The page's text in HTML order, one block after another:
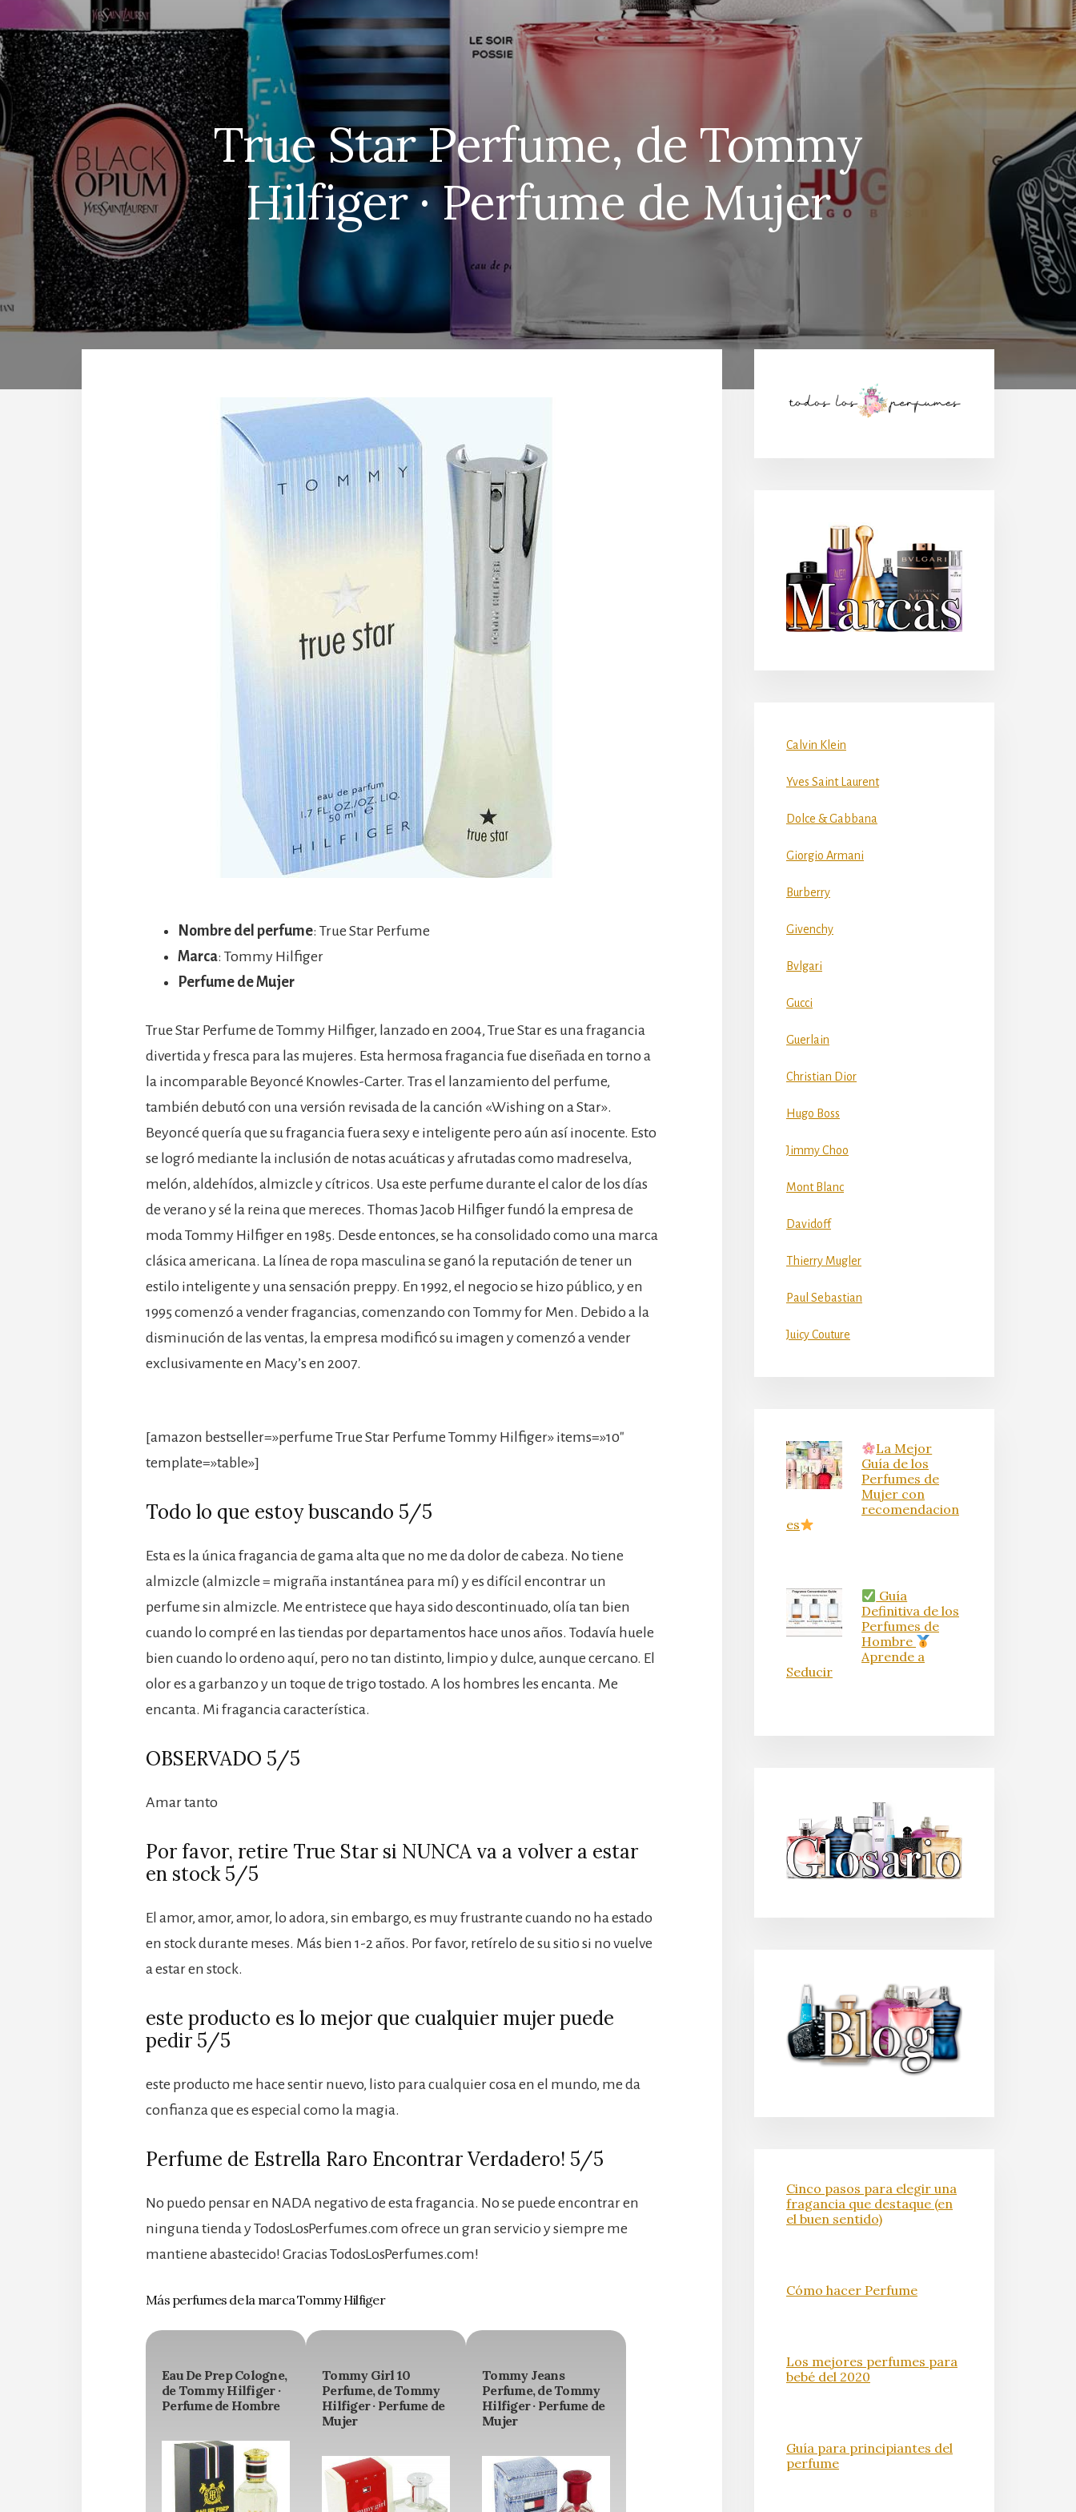
True Star Perfume, de Tommy
Hilfiger · Perfume de Mujer
Nombre del perfume: True Star Perfume
Marca: Tommy Hilfiger
Perfume de Mujer
True Star Perfume de Tommy Hilfiger, lanzado en 2004, True Star es una fragancia
divertida y fresca para las mujeres. Esta hermosa fragancia fue diseñada en torno a
la incomparable Beyoncé Knowles-Carter. Tras el lanzamiento del perfume,
también debutó con una versión revisada de la canción «Wishing on a Star».
Beyoncé quería que su fragancia fuera sexy e inteligente pero aún así inocente. Esto
se logró mediante la inclusión de notas acuáticas y afrutadas como madreselva,
melón, aldehídos, almizcle y cítricos. Usa este perfume durante el calor de los días
de verano y sé la reina que mereces. Thomas Jacob Hilfiger fundó la empresa de
moda Tommy Hilfiger en 1985. Desde entonces, se ha consolidado como una marca
clásica americana. La línea de ropa masculina se ganó la reputación de tener un
estilo inteligente y una sensación preppy. En 1992, el negocio se hizo público, y en
1995 comenzó a vender fragancias, comenzando con Tommy for Men. Debido a la
disminución de las ventas, la empresa modificó su imagen y comenzó a vender
exclusivamente en Macy’s en 2007.
[amazon bestseller=»perfume True Star Perfume Tommy Hilfiger» items=»10″
template=»table»]
Todo lo que estoy buscando 5/5
Esta es la única fragancia de gama alta que no me da dolor de cabeza. No tiene
almizcle (almizcle = migraña instantánea para mí) y es difícil encontrar un
perfume sin almizcle. Me entristece que haya sido descontinuado, olía tan bien
cuando lo compré en las tiendas por departamentos hace unos años. Todavía huele
bien cuando lo ordeno aquí, pero no tan distinto, limpio y dulce, aunque cercano. El
olor es a garbanzo y un toque de trigo tostado. A los hombres les encanta. Me
encanta. Mi fragancia característica.
OBSERVADO 5/5
Amar tanto
Por favor, retire True Star si NUNCA va a volver a estar
en stock 5/5
El amor, amor, amor, lo adora, sin embargo, es muy frustrante cuando no ha estado
en stock durante meses. Más bien 1-2 años. Por favor, retírelo de su sitio si no vuelve
a estar en stock.
este producto es lo mejor que cualquier mujer puede
pedir 5/5
este producto me hace sentir nuevo, listo para cualquier cosa en el mundo, me da
confianza que es especial como la magia.
Perfume de Estrella Raro Encontrar Verdadero! 5/5
No puedo pensar en NADA negativo de esta fragancia. No se puede encontrar en
ninguna tienda y TodosLosPerfumes.com ofrece un gran servicio y siempre me
mantiene abastecido! Gracias TodosLosPerfumes.com!
Más perfumes de la marca Tommy Hilfiger
Eau De Prep Cologne,
de Tommy Hilfiger ·
Perfume de Hombre
Tommy Girl 10
Perfume, de Tommy
Hilfiger · Perfume de
Mujer
Tommy Jeans
Perfume, de Tommy
Hilfiger · Perfume de
Mujer
lateral
Calvin Klein
Yves Saint Laurent
Dolce & Gabbana
Giorgio Armani
Burberry
Givenchy
Bvlgari
Gucci
Guerlain
Christian Dior
Hugo Boss
Jimmy Choo
Mont Blanc
Davidoff
Thierry Mugler
Paul Sebastian
Juicy Couture
La Mejor
Guía de los
Perfumes de
Mujer con
recomendacion
es
Guía
Definitiva de los
Perfumes de
Hombre
Aprende a
Seducir
Cinco pasos para elegir una
fragancia que destaque (en
el buen sentido)
Cómo hacer Perfume
Los mejores perfumes para
bebé del 2020
Guía para principiantes del
perfume